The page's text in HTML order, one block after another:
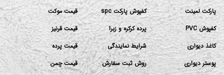
پارکت لمینت
کفپوش PVC
کاغذ دیواری
پوستر دیواری
کفپوش پارکت spc
پرده کرکره و زبرا
شرایط نمایندگی
روش ثبت سفارش
قیمت موکت
قیمت قرنیز
قیمت پرده
قیمت چمن